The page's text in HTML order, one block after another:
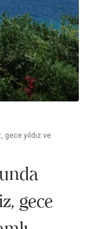
yıldız ve
gece